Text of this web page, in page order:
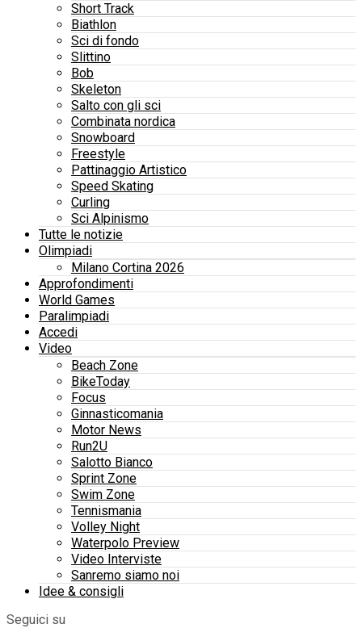
Short Track
Biathlon
Sci di fondo
Slittino
Bob
Skeleton
Salto con gli sci
Combinata nordica
Snowboard
Freestyle
Pattinaggio Artistico
Speed Skating
Curling
Sci Alpinismo
Tutte le notizie
Olimpiadi
Milano Cortina 2026
Approfondimenti
World Games
Paralimpiadi
Accedi
Video
Beach Zone
BikeToday
Focus
Ginnasticomania
Motor News
Run2U
Salotto Bianco
Sprint Zone
Swim Zone
Tennismania
Volley Night
Waterpolo Preview
Video Interviste
Sanremo siamo noi
Idee & consigli
Seguici su